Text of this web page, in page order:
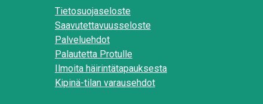
Tietosuojaseloste
Saavutettavuusseloste
Palveluehdot
Palautetta Protulle
Ilmoita häirintätapauksesta
Kipinä-tilan varausehdot